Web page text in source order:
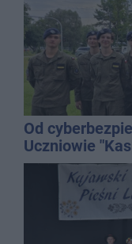
Od
Uczniowie